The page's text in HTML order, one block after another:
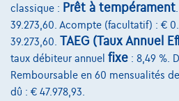
Volkswagen Golf
R-Line | 1.5 TSI 150cv | Carplay |
classique : Prêt à tempérament
39.273,60. Acompte (facultatif) : €
39.273,60. TAEG (Taux Annuel
taux débiteur annuel fixe : 8,49 %.
Remboursable en 60 mensualités de
dû : € 47.978,93.